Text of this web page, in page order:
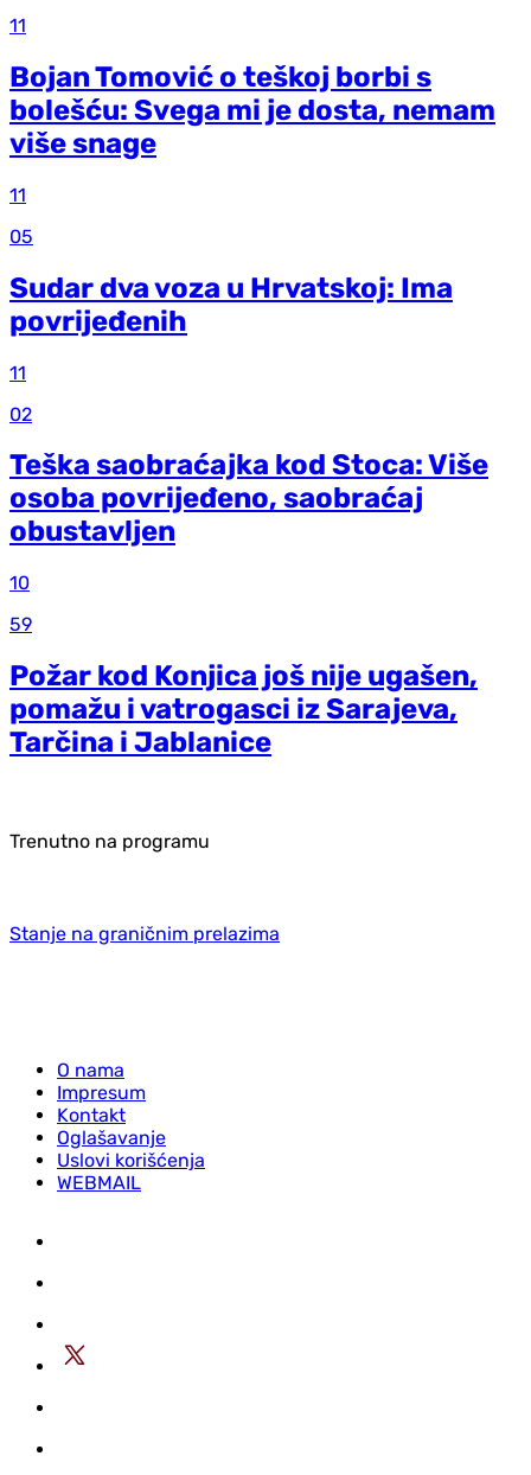
11
Bojan Tomović o teškoj borbi s
bolešću: Svega mi je dosta, nemam
više snage
11
05
Sudar dva voza u Hrvatskoj: Ima
povrijeđenih
11
02
Teška saobraćajka kod Stoca: Više
osoba povrijeđeno, saobraćaj
obustavljen
10
59
Požar kod Konjica još nije ugašen,
pomažu i vatrogasci iz Sarajeva,
Tarčina i Jablanice
Trenutno na programu
Stanje na graničnim prelazima
O nama
Impresum
Kontakt
Oglašavanje
Uslovi korišćenja
WEBMAIL